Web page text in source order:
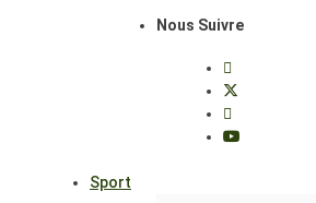
Nous Suivre
Sport